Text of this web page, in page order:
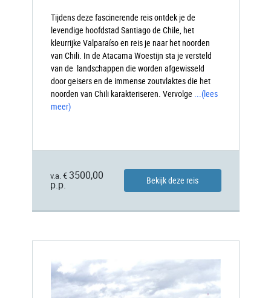
Tijdens deze fascinerende reis ontdek je de
levendige hoofdstad Santiago de Chile, het
kleurrijke Valparaíso en reis je naar het noorden
van Chili. In de Atacama Woestijn sta je versteld
van de landschappen die worden afgewisseld
door geisers en de immense zoutvlaktes die het
noorden van Chili karakteriseren. Vervolge ...(lees
meer)
v.a. € 3500,00
p.p.
Bekijk deze reis